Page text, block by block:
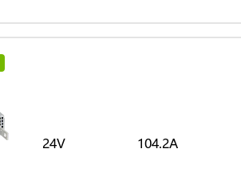
24V 104.2A